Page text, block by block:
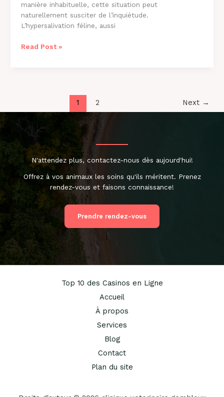
manière inhabituelle, cette situation peut
naturellement susciter de l’inquiétude.
L’hypersalivation féline, aussi
Pourquoi
Solutions
2026
Read Post »
1 2 Next →
N'attendez plus, contactez-nous dès aujourd'hui!
Offrez à vos animaux les soins qu'ils méritent. Prenez
rendez-vous et faisons connaissance!
Prendre rendez-vous
Top 10 des Casinos en Ligne
Accueil
À propos
Services
Blog
Contact
Plan du site